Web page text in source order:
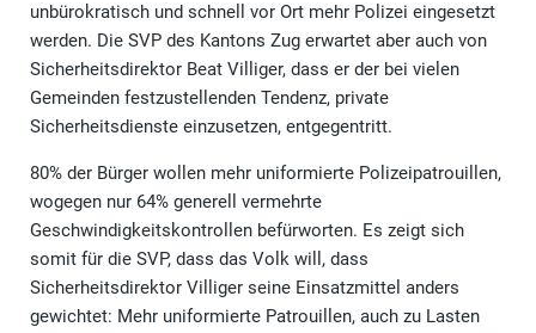
unbürokratisch und schnell vor Ort mehr Polizei eingesetzt
werden. Die SVP des Kantons Zug erwartet aber auch von
Sicherheitsdirektor Beat Villiger, dass er der bei vielen
Gemeinden festzustellenden Tendenz, private
Sicherheitsdienste einzusetzen, entgegentritt.
80% der Bürger wollen mehr uniformierte Polizeipatrouillen,
wogegen nur 64% generell vermehrte
Geschwindigkeitskontrollen befürworten. Es zeigt sich
somit für die SVP, dass das Volk will, dass
Sicherheitsdirektor Villiger seine Einsatzmittel anders
gewichtet: Mehr uniformierte Patrouillen, auch zu Lasten